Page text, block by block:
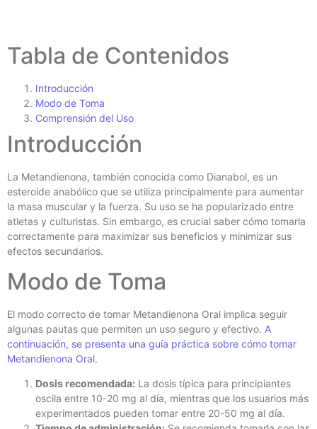
Tabla de Contenidos
Introducción
Modo de Toma
Comprensión del Uso
Introducción
La Metandienona, también conocida como Dianabol, es un
esteroide anabólico que se utiliza principalmente para aumentar
la masa muscular y la fuerza. Su uso se ha popularizado entre
atletas y culturistas. Sin embargo, es crucial saber cómo tomarla
correctamente para maximizar sus beneficios y minimizar sus
efectos secundarios.
Modo de Toma
El modo correcto de tomar Metandienona Oral implica seguir
algunas pautas que permiten un uso seguro y efectivo. A
continuación, se presenta una guía práctica sobre cómo tomar
Metandienona Oral.
Dosis recomendada: La dosis típica para principiantes
oscila entre 10-20 mg al día, mientras que los usuarios más
experimentados pueden tomar entre 20-50 mg al día.